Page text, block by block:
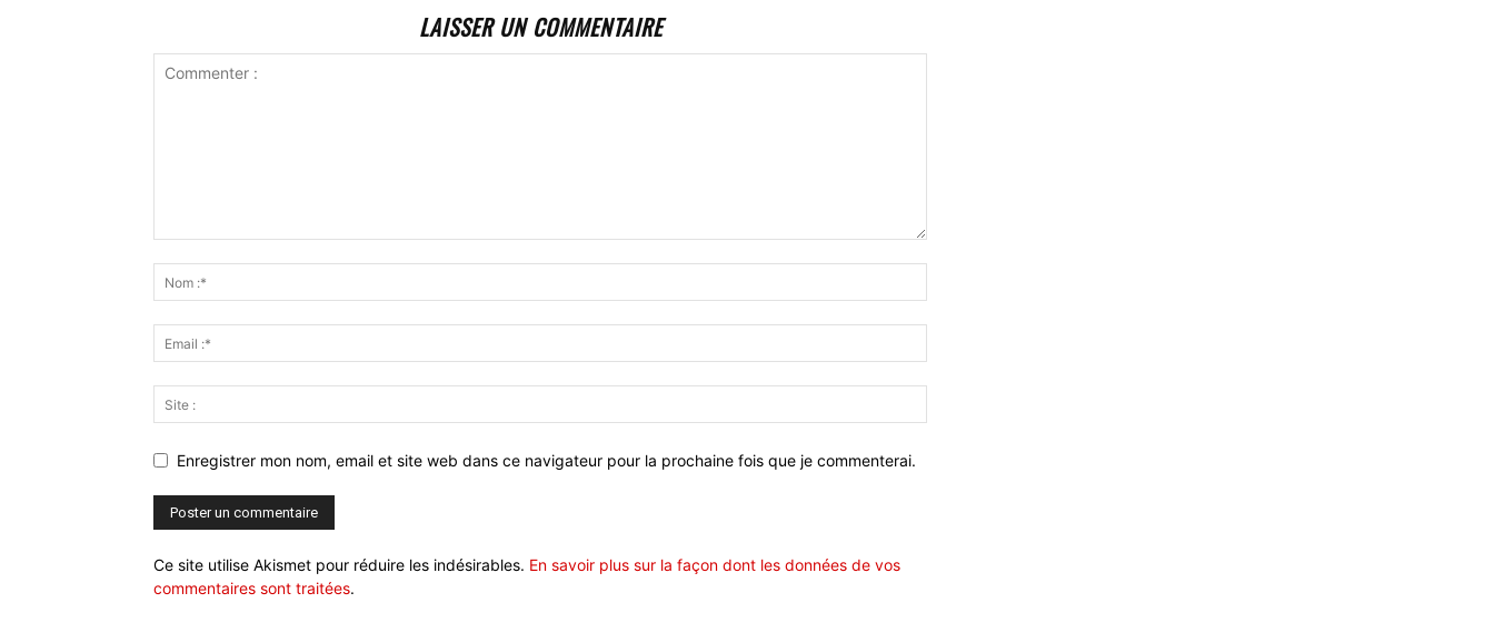
LAISSER UN COMMENTAIRE
Enregistrer mon nom, email et site web dans ce navigateur pour la prochaine fois que je commenterai.
Ce site utilise Akismet pour réduire les indésirables. En savoir plus sur la façon dont les données de vos
commentaires sont traitées.